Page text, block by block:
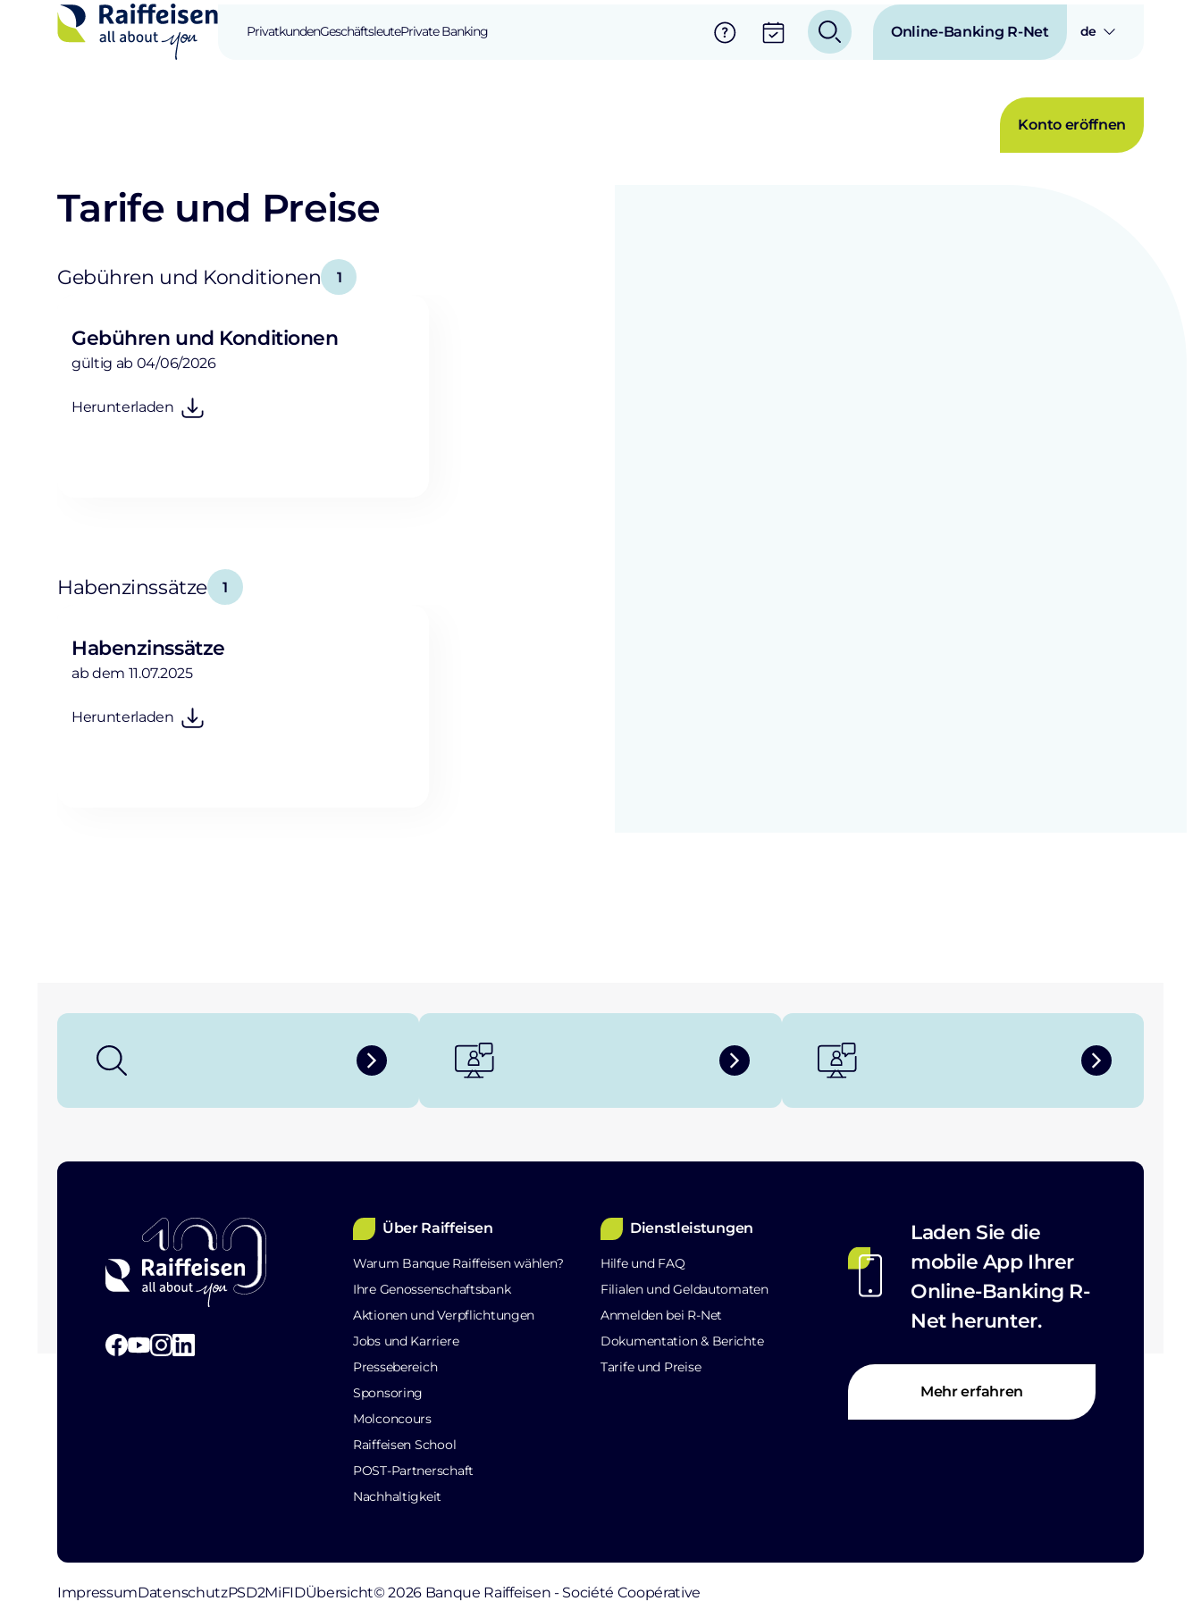
PrivatkundenGeschäftsleutePrivate Banking Online-Banking R-Net de
Konto eröffnen
Tarife und Preise
Gebühren und Konditionen 1
Gebühren und Konditionen
gültig ab 04/06/2026
Herunterladen
Habenzinssätze 1
Habenzinssätze
ab dem 11.07.2025
Herunterladen
Über Raiffeisen
Warum Banque Raiffeisen wählen?
Ihre Genossenschaftsbank
Aktionen und Verpflichtungen
Jobs und Karriere
Pressebereich
Sponsoring
Molconcours
Raiffeisen School
POST-Partnerschaft
Nachhaltigkeit
Dienstleistungen
Hilfe und FAQ
Filialen und Geldautomaten
Anmelden bei R-Net
Dokumentation & Berichte
Tarife und Preise
Laden Sie die
mobile App Ihrer
Online-Banking R-
Net herunter.
Mehr erfahren
ImpressumDatenschutzPSD2MiFIDÜbersicht© 2026 Banque Raiffeisen - Société Coopérative